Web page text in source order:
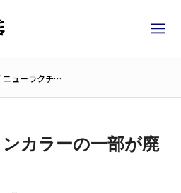
ニューラクチミンカラーの一部が廃番となります
カラーの一部が廃